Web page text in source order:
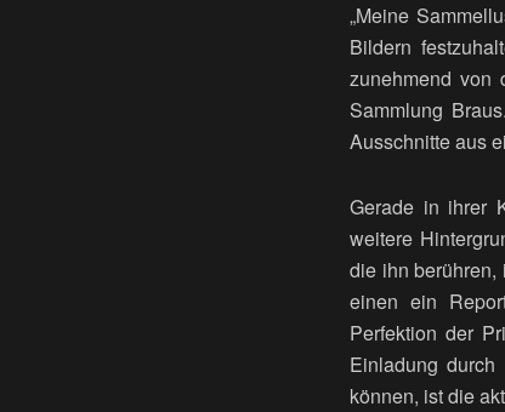
„Meine
Bildern
zunehmend von
Sammlung
Ausschnitte aus
Gerade in ihrer
weitere
die ihn berühren,
einen ein
Perfektion der
Einladung
können, ist die